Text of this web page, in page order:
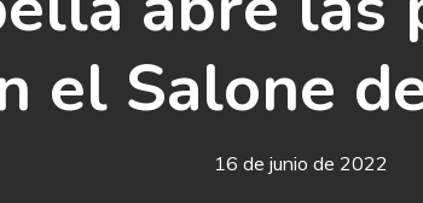
el Salone
16 de junio de 2022